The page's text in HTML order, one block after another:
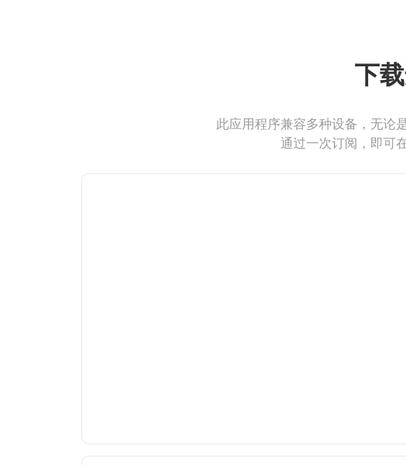
下
此应用程序兼容多种设备，无论
通过一次订阅，即可